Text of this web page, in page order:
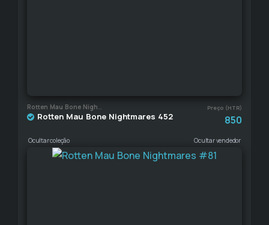
Rotten Mau Bone Nightmares Preço (HTR)
Rotten Mau Bone Nightmares 452 850
Ocultar coleção Ocultar vendedor